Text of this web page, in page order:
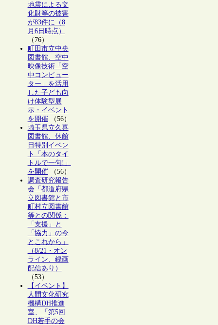
地震による文
化財等の被害
が83件に（8
月6日時点）
（76）
町田市立中央
図書館、空中
映像技術「空
中コンピュー
ター」を活用
した子ども向
け体験型展
示・イベント
を開催（56）
埼玉県立久喜
図書館、休館
日特別イベン
ト「本のタイ
トルで一句!」
を開催（56）
調査研究報告
会「都道府県
立図書館と市
町村立図書館
等との関係：
「支援」と
「協力」の今
とこれから」
（8/21・オン
ライン、録画
配信あり）
（53）
【イベント】
人間文化研究
機構DH推進
室、「第5回
DH若手の会